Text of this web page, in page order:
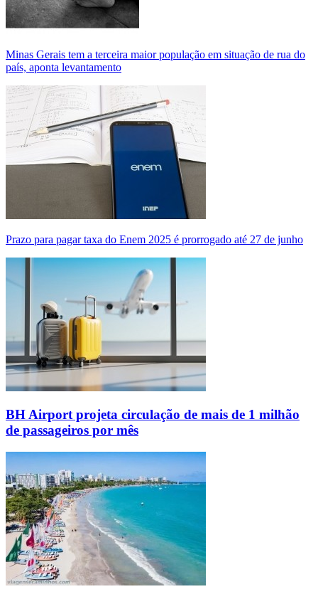
Minas Gerais tem a terceira maior população em situação de rua do
país, aponta levantamento
Prazo para pagar taxa do Enem 2025 é prorrogado até 27 de junho
BH Airport projeta circulação de mais de 1 milhão
de passageiros por mês